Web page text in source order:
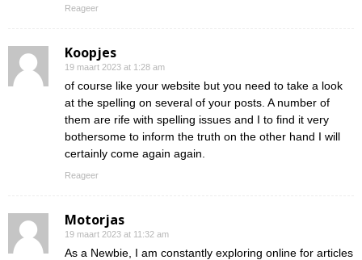
Reageer
Koopjes
19 maart 2023 at 1:28 am
of course like your website but you need to take a look
at the spelling on several of your posts. A number of
them are rife with spelling issues and I to find it very
bothersome to inform the truth on the other hand I will
certainly come again again.
Reageer
Motorjas
19 maart 2023 at 11:32 am
As a Newbie, I am constantly exploring online for articles